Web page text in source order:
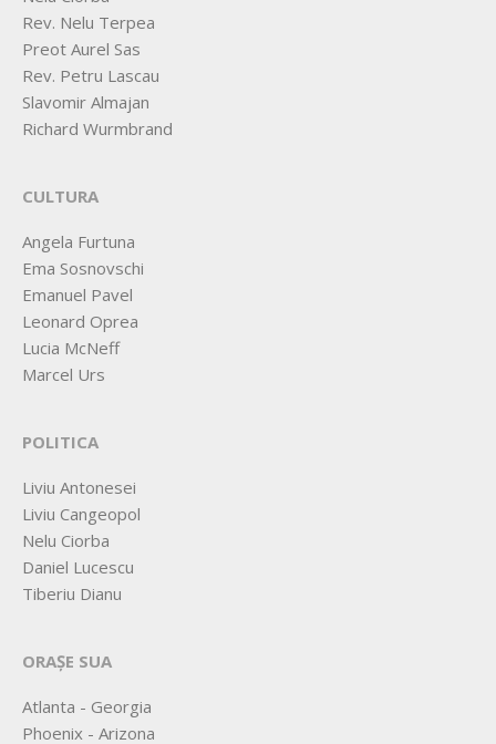
Rev. Nelu Terpea
Preot Aurel Sas
Rev. Petru Lascau
Slavomir Almajan
Richard Wurmbrand
CULTURA
Angela Furtuna
Ema Sosnovschi
Emanuel Pavel
Leonard Oprea
Lucia McNeff
Marcel Urs
POLITICA
Liviu Antonesei
Liviu Cangeopol
Nelu Ciorba
Daniel Lucescu
Tiberiu Dianu
ORAȘE SUA
Atlanta - Georgia
Phoenix - Arizona